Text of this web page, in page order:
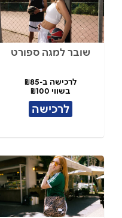
שובר למגה ספורט
לרכישה ב-₪85
בשווי ₪100
לרכישה